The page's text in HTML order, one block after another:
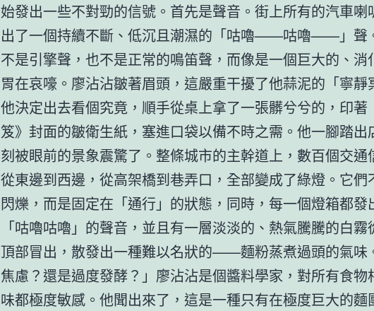
始發出一些不對勁的信號。首先是聲音。街上所有的汽車喇
出了一個持續不斷、低沉且潮濕的「咕嚕——咕嚕——」聲
不是引擎聲，也不是正常的鳴笛聲，而像是一個巨大的、消
胃在哀嚎。廖沾沾皺著眉頭，這嚴重干擾了他蒜泥的「寧靜
他決定出去看個究竟，順手從桌上拿了一張髒兮兮的，印著
笈》封面的皺衛生紙，塞進口袋以備不時之需。他一腳踏出
刻被眼前的景象震驚了。整條城市的主幹道上，數百個交通
從東邊到西邊，從高架橋到巷弄口，全部變成了綠燈。它們
閃爍，而是固定在「通行」的狀態，同時，每一個燈箱都發
「咕嚕咕嚕」的聲音，並且有一層淡淡的、熱氣騰騰的白霧
頂部冒出，散發出一種難以名狀的——麵粉蒸煮過頭的氣味
焦慮？還是過度發酵？」廖沾沾是個醬料學家，對所有食物
味都極度敏感。他聞出來了，這是一種只有在極度巨大的麵